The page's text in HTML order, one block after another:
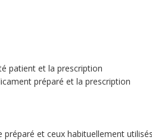
patient et la prescription
préparé et la prescription
et ceux habituellement